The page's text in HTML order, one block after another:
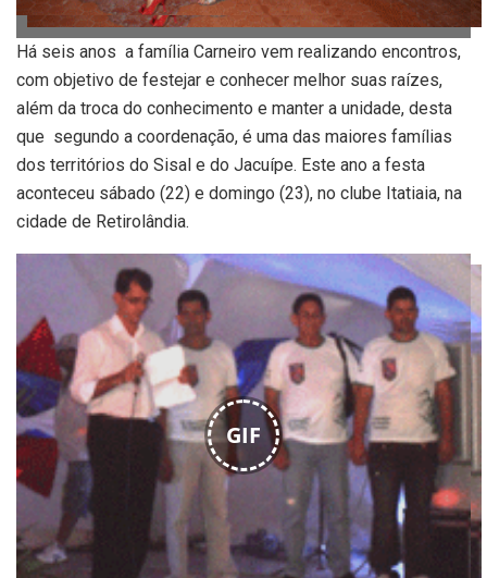
Há seis anos a família Carneiro vem realizando encontros,
com objetivo de festejar e conhecer melhor suas raízes,
além da troca do conhecimento e manter a unidade, desta
que segundo a coordenação, é uma das maiores famílias
dos territórios do Sisal e do Jacuípe. Este ano a festa
aconteceu sábado (22) e domingo (23), no clube Itatiaia, na
cidade de Retirolândia.
GIF